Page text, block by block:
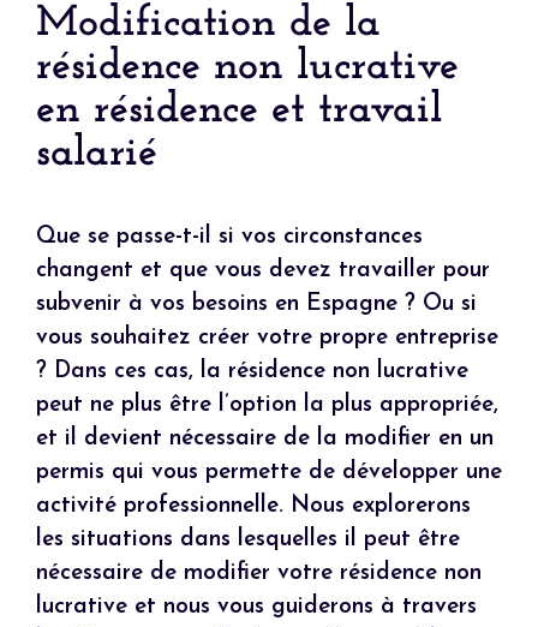
Modification de la
résidence non lucrative
en résidence et travail
salarié
Que se passe-t-il si vos circonstances
changent et que vous devez travailler pour
subvenir à vos besoins en Espagne ? Ou si
vous souhaitez créer votre propre entreprise
? Dans ces cas, la résidence non lucrative
peut ne plus être l’option la plus appropriée,
et il devient nécessaire de la modifier en un
permis qui vous permette de développer une
activité professionnelle. Nous explorerons
les situations dans lesquelles il peut être
nécessaire de modifier votre résidence non
lucrative et nous vous guiderons à travers